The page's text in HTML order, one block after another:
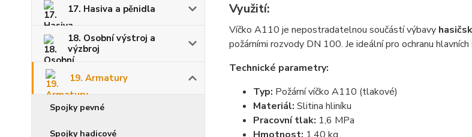
17. Hasiva a pěnidla
18. Osobní výstroj a
výzbroj
19. Armatury
Spojky pevné
Spojky hadicové
Využití:
Víčko A110 je nepostradatelnou součástí výbavy
požárními rozvody DN 100. Je ideální pro ochranu
Technické parametry:
Typ: Požární víčko A110 (tlakové)
Materiál: Slitina hliníku
Pracovní tlak: 1,6 MPa